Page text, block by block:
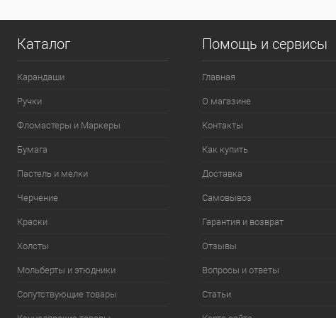
Каталог
Карандаши
Ручки
Фломастеры и Маркеры
Бумага
Пастель и мелки
Черчение
Краски
Холсты
Мольберты и этюдники
Сопутствующие товары
Помощь и сервисы
Главная
О магазине
Контакты
Как купить
Доставка
Самовывоз
Гарантия и возврат
Отзывы
Вопросы и ответы
Статьи